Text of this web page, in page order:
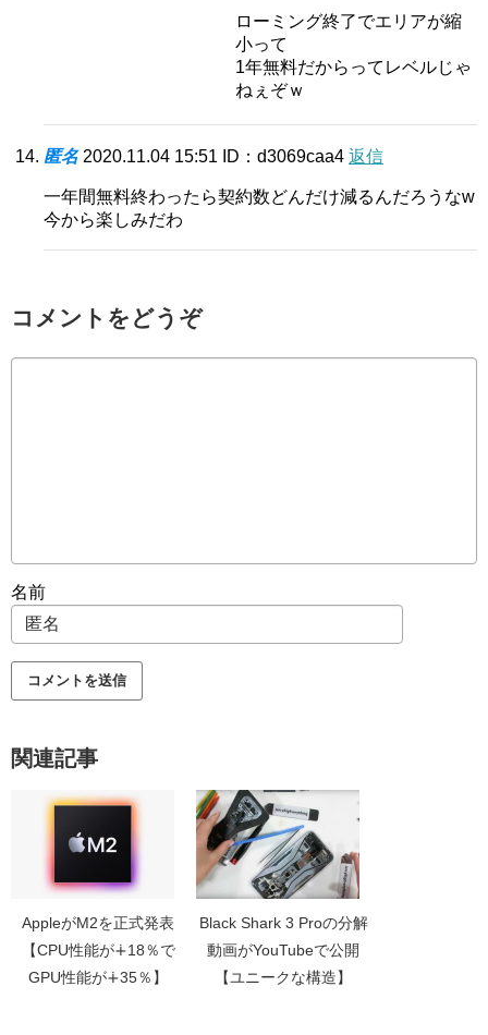
ローミング終了でエリアが縮
小って
1年無料だからってレベルじゃ
ねぇぞｗ
匿名 2020.11.04 15:51 ID：d3069caa4 返信
一年間無料終わったら契約数どんだけ減るんだろうなw
今から楽しみだわ
コメントをどうぞ
名前
関連記事
AppleがM2を正式発表
【CPU性能が∔18％で
GPU性能が∔35％】
Black Shark 3 Proの分解
動画がYouTubeで公開
【ユニークな構造】